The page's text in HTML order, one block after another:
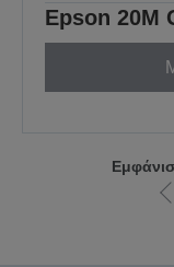
Epson 20M